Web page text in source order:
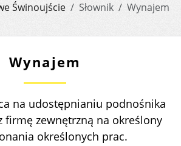
Świnoujście Słownik Wynajem
Wynajem
na udostępnianiu podnośnika
firmę zewnętrzną na określony
określonych prac.